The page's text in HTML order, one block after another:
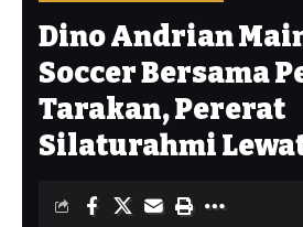
Dino Andrian
Soccer Bersama
Tarakan, Pererat
Silaturahmi